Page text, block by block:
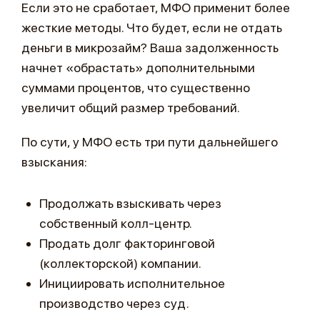
Если это не сработает, МФО применит более
жесткие методы. Что будет, если не отдать
деньги в микрозайм? Ваша задолженность
начнет «обрастать» дополнительными
суммами процентов, что существенно
увеличит общий размер требований.
По сути, у МФО есть три пути дальнейшего
взыскания:
Продолжать взыскивать через
собственный колл-центр.
Продать долг факторинговой
(коллекторской) компании.
Инициировать исполнительное
производство через суд.